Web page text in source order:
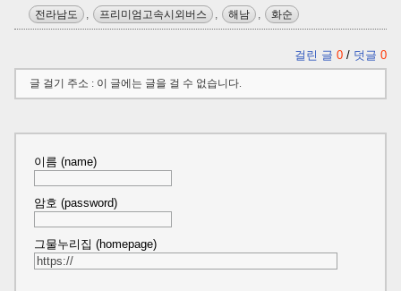
전라남도 프리미엄고속시외버스 해남 화순
걸린 글 0 / 덧글 0
글 걸기 주소 : 이 글에는 글을 걸 수 없습니다.
이름 (name)
암호 (password)
그물누리집 (homepage)